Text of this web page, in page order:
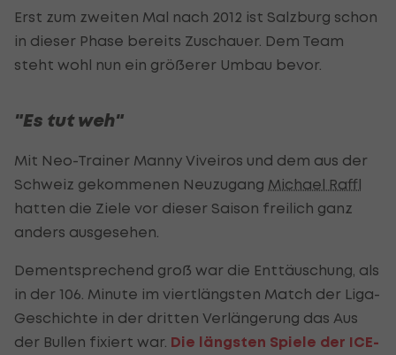
Erst zum zweiten Mal nach 2012 ist Salzburg schon
in dieser Phase bereits Zuschauer. Dem Team
steht wohl nun ein größerer Umbau bevor.
"Es tut weh"
Mit Neo-Trainer Manny Viveiros und dem aus der
Schweiz gekommenen Neuzugang Michael Raffl
hatten die Ziele vor dieser Saison freilich ganz
anders ausgesehen.
Dementsprechend groß war die Enttäuschung, als
in der 106. Minute im viertlängsten Match der Liga-
Geschichte in der dritten Verlängerung das Aus
der Bullen fixiert war. Die längsten Spiele der ICE-